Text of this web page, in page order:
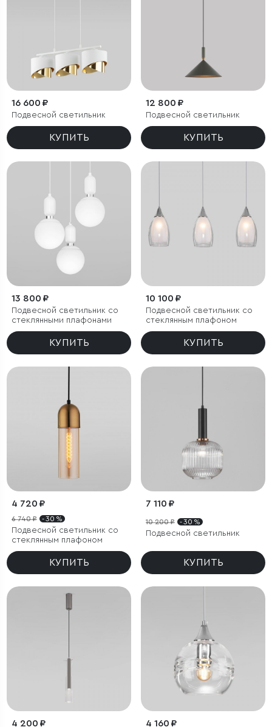
16 600 ₽
Подвесной светильник
КУПИТЬ
12 800 ₽
Подвесной светильник
КУПИТЬ
13 800 ₽
Подвесной светильник со
стеклянными плафонами
КУПИТЬ
10 100 ₽
Подвесной светильник со
стеклянным плафоном
КУПИТЬ
4 720 ₽
6 740 ₽ - 30 %
Подвесной светильник со
стеклянным плафоном
КУПИТЬ
7 110 ₽
10 200 ₽ - 30 %
Подвесной светильник
КУПИТЬ
4 200 ₽ 4 160 ₽